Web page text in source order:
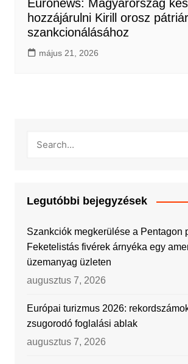
Euronews: Magyarország
hozzájárulni Kirill orosz
szankcionálásához
május 21, 2026
Legutóbbi bejegyzések
Szankciók megkerülése a Pentagon
Feketelistás fivérek árnyéka egy
üzemanyag üzleten
augusztus 7, 2026
Európai turizmus 2026:
zsugorodó foglalási ablak
augusztus 7, 2026